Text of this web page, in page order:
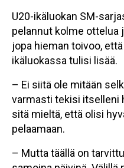
U20-ikäluokan SM-
pelannut kolme ottelua
jopa hieman toivoo,
ikäluokassa tulisi lisää.
– Ei siitä ole mitään
varmasti tekisi itselleni
sitä mieltä, että olisi
pelaamaan.
– Mutta täällä on